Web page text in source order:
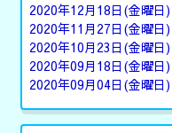
2020年12月18日(金曜日)
2020年11月27日(金曜日)
2020年10月23日(金曜日)
2020年09月18日(金曜日)
2020年09月04日(金曜日)